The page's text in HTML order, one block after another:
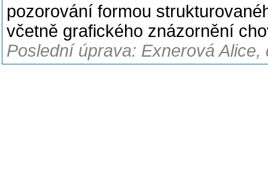
pozorování formou
včetně grafického znázornění
Poslední úprava: Exnerová